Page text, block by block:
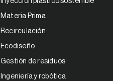
Materia Prima
Recirculación
Ecodiseño
Gestión de residuos
Ingeniería y robótica